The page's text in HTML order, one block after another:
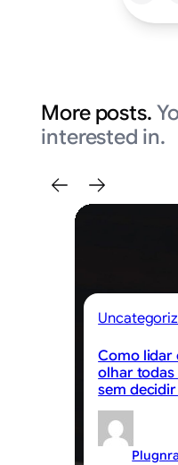
More posts.
interested in.
Como lidar
olhar todas
sem